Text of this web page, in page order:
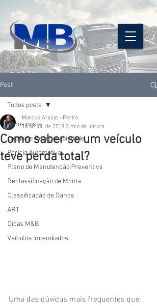
Post
Todos posts
Laudo de Recuperabilidade
Perícia Automotiva
Plano de Manutenção Preventiva
Reclassificação de Monta
Classificação de Danos
ART
Dicas M&B
Veículos incendiados
Todos posts
Como saber se um veículo
teve perda total?
Marcus Araújo - Perito
18 de jul. de 2018 2 min de leitura
Uma das dúvidas mais frequentes que